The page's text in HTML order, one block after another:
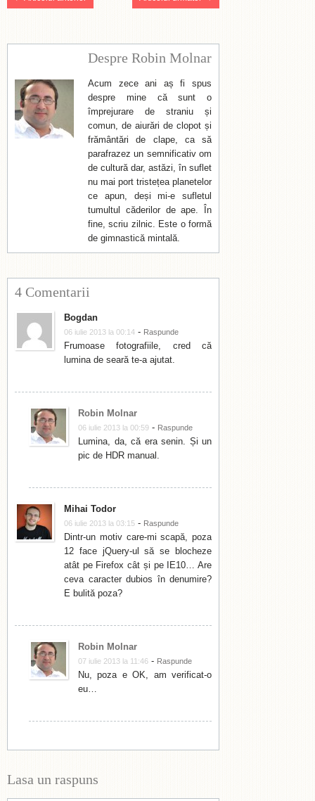
Despre Robin Molnar
Acum zece ani aș fi spus
despre mine că sunt o
împrejurare de straniu și
comun, de aiurări de clopot și
frământări de clape, ca să
parafrazez un semnificativ om
de cultură dar, astăzi, în suflet
nu mai port tristețea planetelor
ce apun, deși mi-e sufletul
tumultul căderilor de ape. În
fine, scriu zilnic. Este o formă
de gimnastică mintală.
4 Comentarii
Bogdan
06 iulie 2013 la 00:14 - Raspunde
Frumoase fotografiile, cred că
lumina de seară te-a ajutat.
Robin Molnar
06 iulie 2013 la 00:59 - Raspunde
Lumina, da, că era senin. Și un
pic de HDR manual.
Mihai Todor
06 iulie 2013 la 03:15 - Raspunde
Dintr-un motiv care-mi scapă, poza
12 face jQuery-ul să se blocheze
atât pe Firefox cât și pe IE10… Are
ceva caracter dubios în denumire?
E bulită poza?
Robin Molnar
07 iulie 2013 la 11:46 - Raspunde
Nu, poza e OK, am verificat-o
eu…
Lasa un raspuns